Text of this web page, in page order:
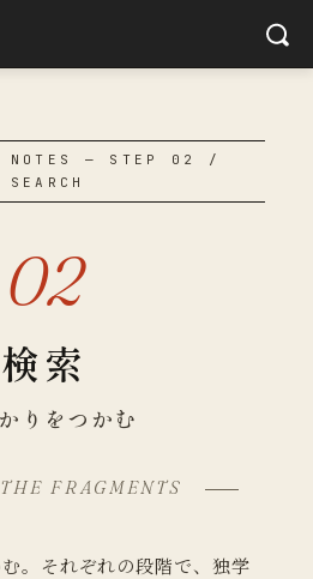
NOTES — STEP 02 /
SEARCH
02
検索
りをつかむ
FRAGMENTS
。それぞれの段階で、独学